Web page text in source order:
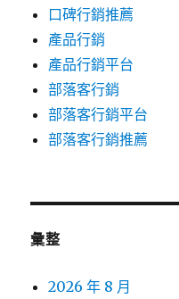
口碑行銷推薦
產品行銷
產品行銷平台
部落客行銷
部落客行銷平台
部落客行銷推薦
彙整
2026 年 8 月